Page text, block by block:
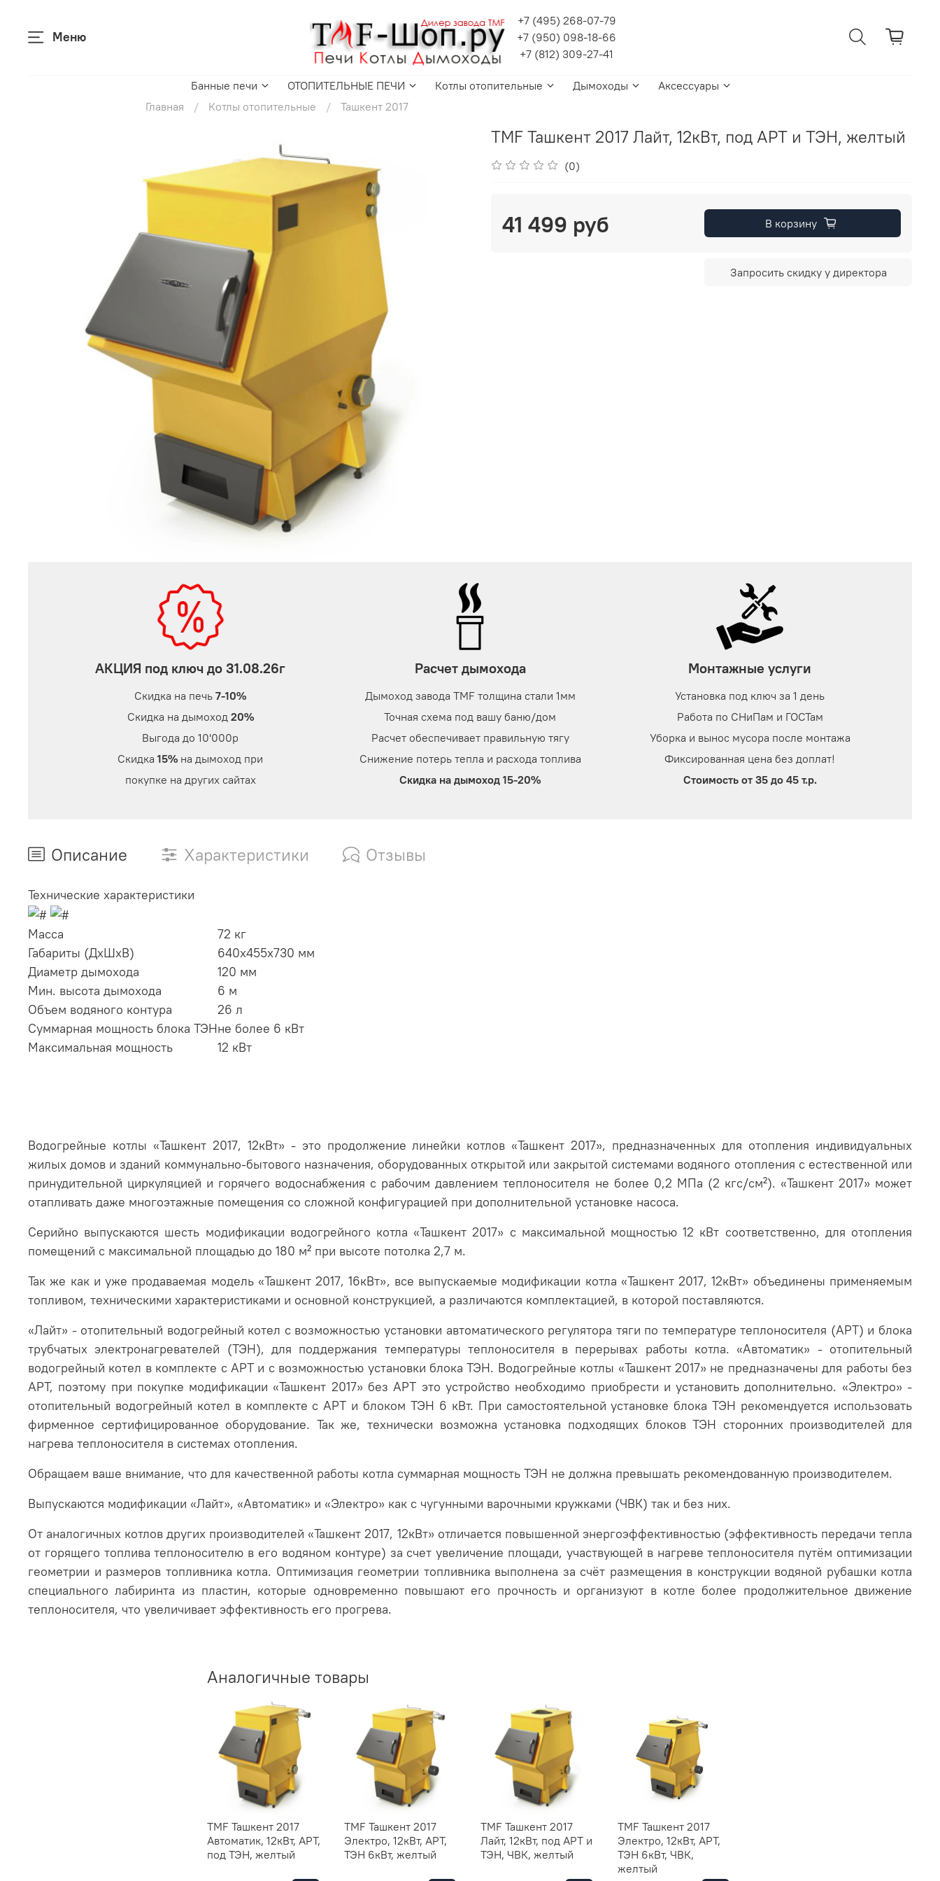
Меню
+7 (495) 268-07-79
+7 (950) 098-18-66
+7 (812) 309-27-41
Банные печи ОТОПИТЕЛЬНЫЕ ПЕЧИ Котлы отопительные Дымоходы
Аксессуары
Главная
Котлы отопительные Ташкент 2017
TMF Ташкент 2017 Лайт, 12кВт, под АРТ и ТЭН, желтый
(0)
41 499 руб В корзину
Запросить скидку у директора
АКЦИЯ под ключ до 31.08.26г
Скидка на печь 7-10%
Скидка на дымоход 20%
Выгода до 10'000р
Скидка 15% на дымоход при
покупке на других сайтах
Расчет дымохода
Дымоход завода TMF толщина стали 1мм
Точная схема под вашу баню/дом
Расчет обеспечивает правильную тягу
Снижение потерь тепла и расхода топлива
Скидка на дымоход 15-20%
Монтажные услуги
Установка под ключ за 1 день
Работа по СНиПам и ГОСТам
Уборка и вынос мусора после монтажа
Фиксированная цена без доплат!
Стоимость от 35 до 45 т.р.
Описание Характеристики Отзывы
Технические характеристики
Масса
72 кг
Габариты (ДхШхВ)
640х455х730 мм
Диаметр дымохода
120 мм
Мин. высота дымохода
6 м
Объем водяного контура
26 л
Суммарная мощность блока ТЭНне более 6 кВт
Максимальная мощность
12 кВт
Водогрейные котлы «Ташкент 2017, 12кВт» - это продолжение линейки котлов «Ташкент 2017», предназначенных для отопления индивидуальных
жилых домов и зданий коммунально-бытового назначения, оборудованных открытой или закрытой системами водяного отопления с естественной или
принудительной циркуляцией и горячего водоснабжения с рабочим давлением теплоносителя не более 0,2 МПа (2 кгс/см²). «Ташкент 2017» может
отапливать даже многоэтажные помещения со сложной конфигурацией при дополнительной установке насоса.
Серийно выпускаются шесть модификации водогрейного котла «Ташкент 2017» с максимальной мощностью 12 кВт соответственно, для отопления
помещений с максимальной площадью до 180 м² при высоте потолка 2,7 м.
Так же как и уже продаваемая модель «Ташкент 2017, 16кВт», все выпускаемые модификации котла «Ташкент 2017, 12кВт» объединены применяемым
топливом, техническими характеристиками и основной конструкцией, а различаются комплектацией, в которой поставляются.
«Лайт» - отопительный водогрейный котел с возможностью установки автоматического регулятора тяги по температуре теплоносителя (АРТ) и блока
трубчатых электронагревателей (ТЭН), для поддержания температуры теплоносителя в перерывах работы котла. «Автоматик» - отопительный
водогрейный котел в комплекте с АРТ и с возможностью установки блока ТЭН. Водогрейные котлы «Ташкент 2017» не предназначены для работы без
АРТ, поэтому при покупке модификации «Ташкент 2017» без АРТ это устройство необходимо приобрести и установить дополнительно. «Электро» -
отопительный водогрейный котел в комплекте с АРТ и блоком ТЭН 6 кВт. При самостоятельной установке блока ТЭН рекомендуется использовать
фирменное сертифицированное оборудование. Так же, технически возможна установка подходящих блоков ТЭН сторонних производителей для
нагрева теплоносителя в системах отопления.
Обращаем ваше внимание, что для качественной работы котла суммарная мощность ТЭН не должна превышать рекомендованную производителем.
Выпускаются модификации «Лайт», «Автоматик» и «Электро» как с чугунными варочными кружками (ЧВК) так и без них.
От аналогичных котлов других производителей «Ташкент 2017, 12кВт» отличается повышенной энергоэффективностью (эффективность передачи тепла
от горящего топлива теплоносителю в его водяном контуре) за счет увеличение площади, участвующей в нагреве теплоносителя путём оптимизации
геометрии и размеров топливника котла. Оптимизация геометрии топливника выполнена за счёт размещения в конструкции водяной рубашки котла
специального лабиринта из пластин, которые одновременно повышают его прочность и организуют в котле более продолжительное движение
теплоносителя, что увеличивает эффективность его прогрева.
Аналогичные товары
TMF Ташкент 2017
Автоматик, 12кВт, АРТ,
под ТЭН, желтый
TMF Ташкент 2017
Электро, 12кВт, АРТ,
ТЭН 6кВт, желтый
TMF Ташкент 2017
Лайт, 12кВт, под АРТ и
ТЭН, ЧВК, желтый
TMF Ташкент 2017
Электро, 12кВт, АРТ,
ТЭН 6кВт, ЧВК,
желтый